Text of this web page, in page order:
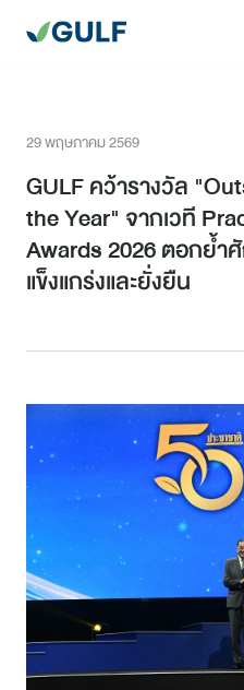
29 พฤษภาคม 2569
GULF คว้ารางวัล
the Year" จากเวที
Awards 2026 ตอกย้ำ
แข็งแกร่งและยั่งยืน